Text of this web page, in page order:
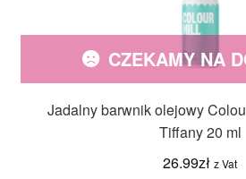
Jadalny barwnik olejowy
Tiffany 20 ml
26.99zł z Vat
CZEKAMY NA